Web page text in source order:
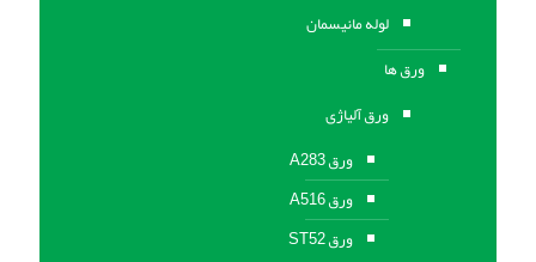
لوله مانیسمان
ورق ها
ورق آلیاژی
ورق A283
ورق A516
ورق ST52